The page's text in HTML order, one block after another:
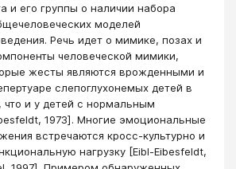
и его группы о наличии набора
моделей
Речь идет о мимике, позах и
человеческой мимики,
жесты являются врожденными и
слепоглухонемых детей в
что и у детей с нормальным
1973]. Многие эмоциональные
встречаются кросс-культурно и
нагрузку [Еibl-Eibesfeldt,